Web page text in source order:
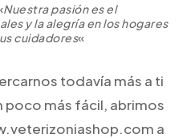
Nuestra pasión es el
y la alegría en los hogares
cuidadores«
todavía más a ti
poco más fácil, abrimos
a